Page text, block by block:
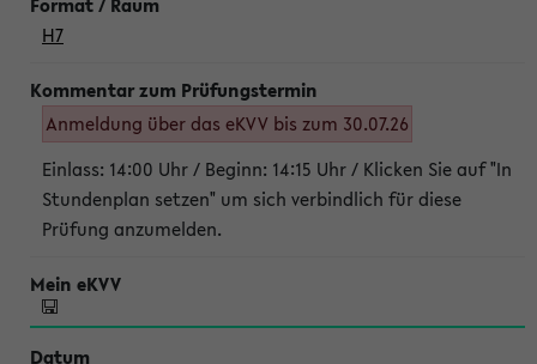
H7
Anmeldung über das eKVV bis zum 30.07.26
Einlass: 14:00 Uhr / Beginn: 14:15 Uhr / Klicken Sie auf "In
Stundenplan setzen" um sich verbindlich für diese
Prüfung anzumelden.